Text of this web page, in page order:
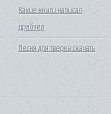
Какие книги написал
драйзер
Песня для тверка скачать